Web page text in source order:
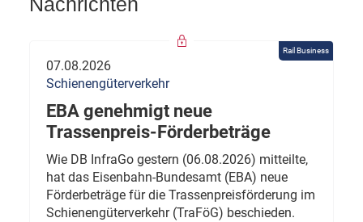
Rail Business
07.08.2026
Schienengüterverkehr
EBA genehmigt neue
Trassenpreis-Förderbeträge
Wie DB InfraGo gestern (06.08.2026) mitteilte,
hat das Eisenbahn-Bundesamt (EBA) neue
Förderbeträge für die Trassenpreisförderung im
Schienengüterverkehr (TraFöG) beschieden.